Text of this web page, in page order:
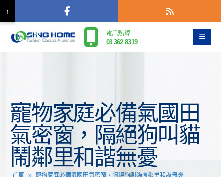
電話熱線
03 362 8319
寵物家庭必備氣國田
氣密窗，隔絕狗叫貓
鬧鄰里和諧無憂
首頁 » 寵物家庭必備氣國田氣密窗，隔絕狗叫貓鬧鄰里和諧無憂
↑